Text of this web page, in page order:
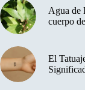
Agua de
cuerpo
El